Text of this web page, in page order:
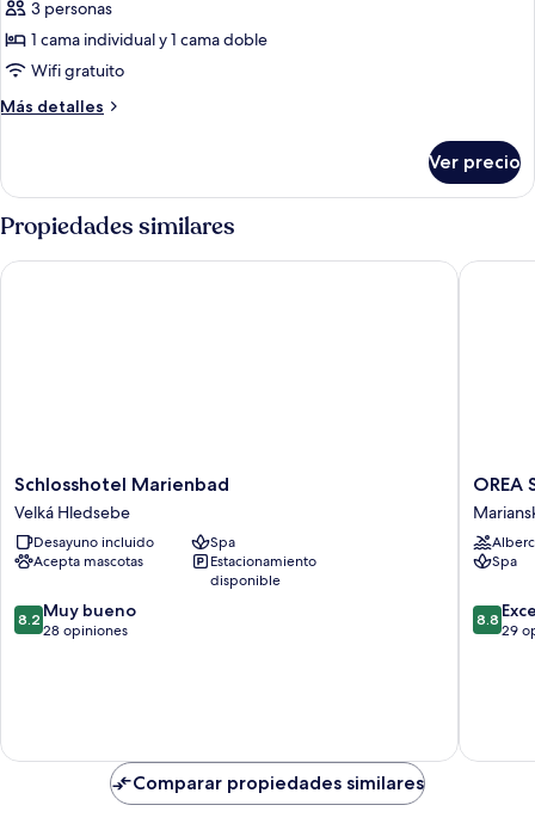
de
Habitación
triple
3 personas
1 cama individual y 1 cama doble
Wifi gratuito
Más detalles
Más
triple
Ver precio
Propiedades similares
Schlosshotel
Marienbad
Velká
Hledsebe
Schlosshotel Marienbad
Velká Hledsebe
Desayuno incluido
Spa
Acepta mascotas
Estacionamiento
disponible
8.2
de
8.2 Muy bueno
28 opiniones
Schlosshotel Marienbad
OREA
Spa
Hotel
Cristal
Lazne
OREA
Spa
8.8
de
8.8
29
OREA
Comparar propiedades similares